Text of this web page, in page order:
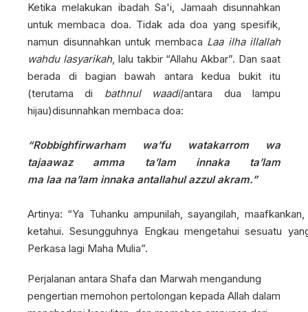
Ketika melakukan ibadah Sa'i, Jamaah disunnahkan
untuk membaca doa. Tidak ada doa yang spesifik,
namun disunnahkan untuk membaca Laa ilha illallah
wahdu lasyarikah, lalu takbir “Allahu Akbar”. Dan saat
berada di bagian bawah antara kedua bukit itu
(terutama di
bathnul waadi/antara dua lampu
hijau)disunnahkan membaca doa:
“Robbighfirwarham wa’fu watakarrom wa
tajaawaz amma ta’lam innaka ta’lam
ma laa na’lam innaka antallahulazzul akram.”
Artinya: “Ya Tuhanku ampunilah, sayangilah,
ketahui. Sesungguhnya Engkau mengetahui sesuatu
Perkasa lagi Maha Mulia”.
Perjalanan antara Shafa dan Marwah mengandung
pengertian memohon pertolongan kepada Allah dalam